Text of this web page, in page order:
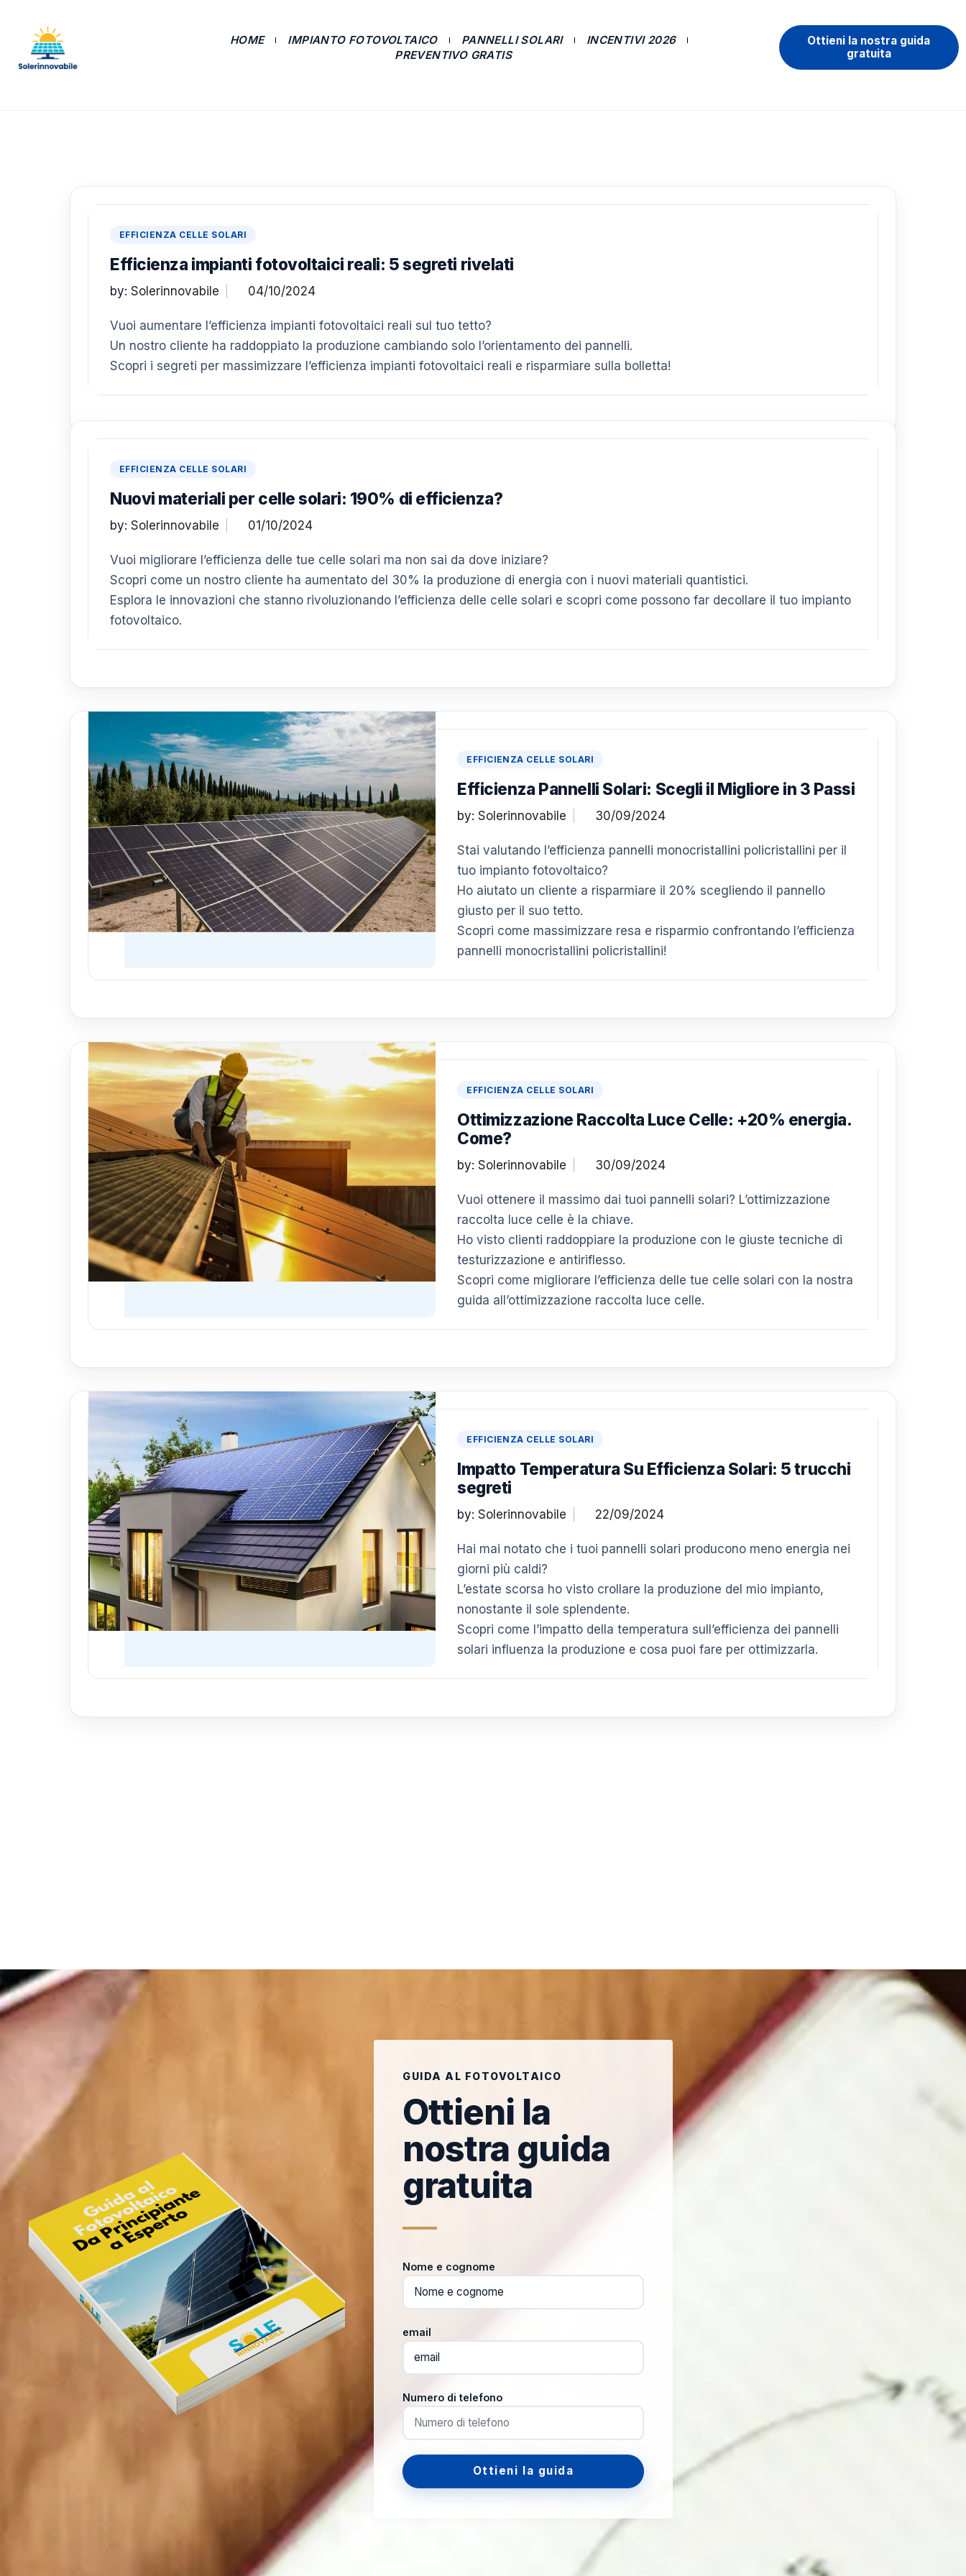
HOME IMPIANTO FOTOVOLTAICO PANNELLI SOLARI
INCENTIVI 2026
PREVENTIVO GRATIS
Ottieni la nostra guida
gratuita
EFFICIENZA CELLE SOLARI
Efficienza impianti fotovoltaici reali: 5 segreti rivelati
by: Solerinnovabile
Vuoi aumentare l’efficienza impianti fotovoltaici reali sul tuo tetto?
Un nostro cliente ha raddoppiato la produzione cambiando solo l’orientamento dei pannelli.
Scopri i segreti per massimizzare l’efficienza impianti fotovoltaici reali e risparmiare sulla bolletta!
EFFICIENZA CELLE SOLARI
Nuovi materiali per celle solari: 190% di efficienza?
by: Solerinnovabile
Vuoi migliorare l’efficienza delle tue celle solari ma non sai da dove iniziare?
Scopri come un nostro cliente ha aumentato del 30% la produzione di energia con i nuovi materiali quantistici.
Esplora le innovazioni che stanno rivoluzionando l’efficienza delle celle solari e scopri come possono far decollare il tuo impianto
fotovoltaico.
EFFICIENZA CELLE SOLARI
Efficienza Pannelli Solari: Scegli il Migliore in 3 Passi
by:Solerinnovabile
Stai valutando l’efficienza pannelli monocristallini policristallini per il
tuo impianto fotovoltaico?
Ho aiutato un cliente a risparmiare il 20% scegliendo il pannello
giusto per il suo tetto.
Scopri come massimizzare resa e risparmio confrontando l’efficienza
pannelli monocristallini policristallini!
EFFICIENZA CELLE SOLARI
Ottimizzazione Raccolta Luce Celle: +20% energia.
Come?
by:Solerinnovabile
Vuoi ottenere il massimo dai tuoi pannelli solari? L’ottimizzazione
raccolta luce celle è la chiave.
Ho visto clienti raddoppiare la produzione con le giuste tecniche di
testurizzazione e antiriflesso.
Scopri come migliorare l’efficienza delle tue celle solari con la nostra
guida all’ottimizzazione raccolta luce celle.
EFFICIENZA CELLE SOLARI
Impatto Temperatura Su Efficienza Solari: 5 trucchi
segreti
by:Solerinnovabile
Hai mai notato che i tuoi pannelli solari producono meno energia nei
giorni più caldi?
L’estate scorsa ho visto crollare la produzione del mio impianto,
nonostante il sole splendente.
Scopri come l’impatto della temperatura sull’efficienza dei pannelli
solari influenza la produzione e cosa puoi fare per ottimizzarla.
GUIDA AL FOTOVOLTAICO
Ottieni la
nostra guida
gratuita
Nome e cognome
email
Numero di telefono
Ottieni la guida